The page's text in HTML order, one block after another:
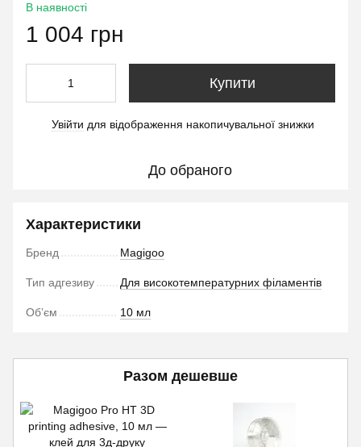
В наявності
1 004 грн
Купити
Увійти для відображення накопичувальної знижки
До обраного
Характеристики
Бренд Magigoo
Тип адгезиву Для високотемпературних філаментів
Обʼєм 10 мл
Разом дешевше